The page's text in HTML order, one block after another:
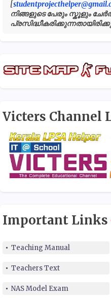
[
നിങ്ങളുടെ പേരും സ്കൂളും
Victers Channel
Important Links
Teaching Manual
Teachers Text
NAS Model Exam